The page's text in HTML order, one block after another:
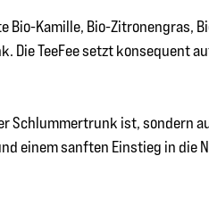
Bio-Kamille, Bio-Zitronengras,
Die TeeFee setzt konsequent
Schlummertrunk ist, sondern
einem sanften Einstieg in die